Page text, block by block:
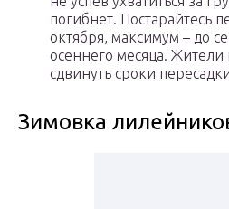
погибнет. Постарайтесь
октября, максимум – до
осеннего месяца.
сдвинуть сроки
Зимовка